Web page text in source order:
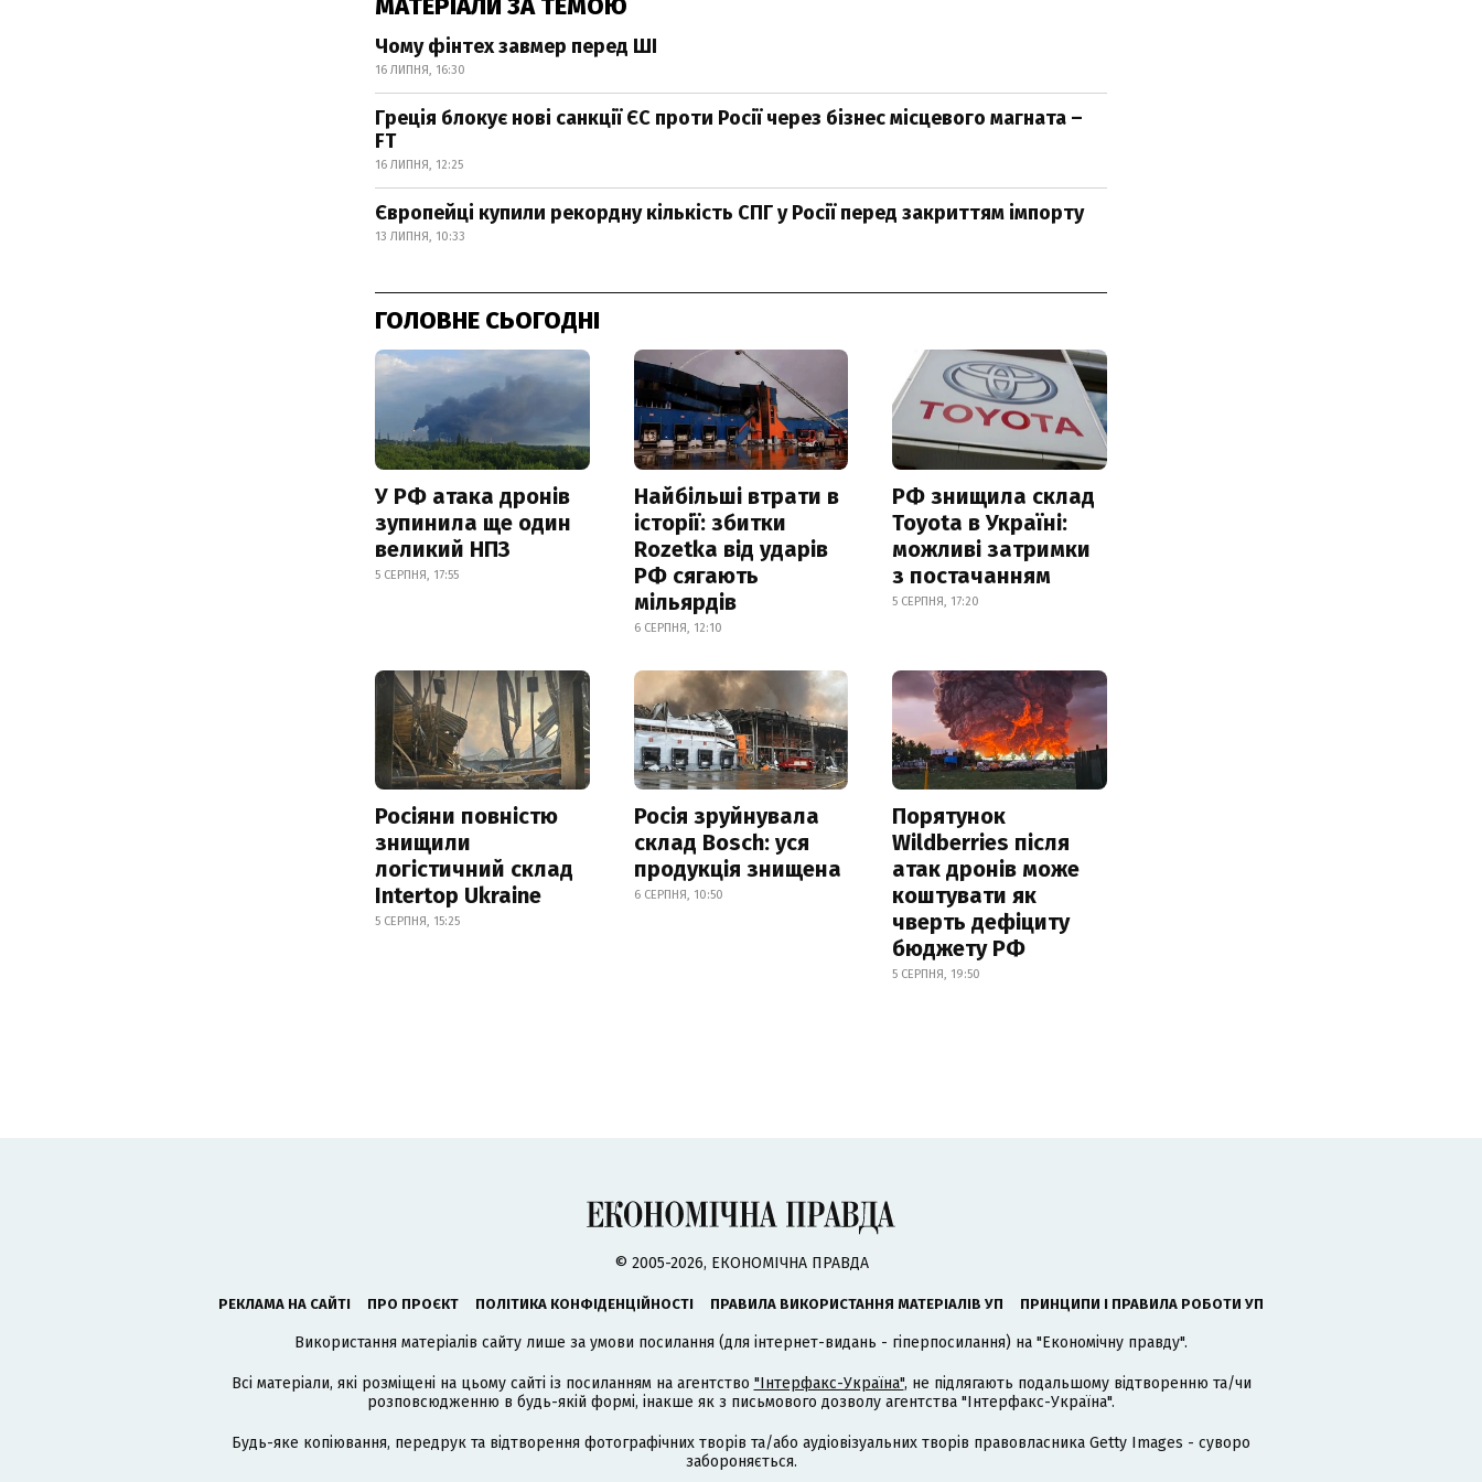
Чому фінтех завмер перед ШІ
16 ЛИПНЯ, 16:30
Греція блокує нові санкції ЄС проти Росії через бізнес місцевого магната –
FT
16 ЛИПНЯ, 12:25
Європейці купили рекордну кількість СПГ у Росії перед закриттям імпорту
13 ЛИПНЯ, 10:33
ГОЛОВНЕ СЬОГОДНІ
У РФ атака дронів
зупинила ще один
великий НПЗ
5 СЕРПНЯ, 17:55
Найбільші втрати в
історії: збитки
Rozetka від ударів
РФ сягають
мільярдів
6 СЕРПНЯ, 12:10
РФ знищила склад
Toyota в Україні:
можливі затримки
з постачанням
5 СЕРПНЯ, 17:20
Росіяни повністю
знищили
логістичний склад
Intertop Ukraine
5 СЕРПНЯ, 15:25
Росія зруйнувала
склад Bosch: уся
продукція знищена
6 СЕРПНЯ, 10:50
Порятунок
Wildberries після
атак дронів може
коштувати як
чверть дефіциту
бюджету РФ
5 СЕРПНЯ, 19:50
© 2005-2026, ЕКОНОМІЧНА ПРАВДА
РЕКЛАМА НА САЙТІ ПРО ПРОЄКТ ПОЛІТИКА КОНФІДЕНЦІЙНОСТІ ПРАВИЛА ВИКОРИСТАННЯ МАТЕРІАЛІВ УП ПРИНЦИПИ І ПРАВИЛА РОБОТИ УП
Використання матеріалів сайту лише за умови посилання (для інтернет-видань - гіперпосилання) на "Економічну правду".
Всі матеріали, які розміщені на цьому сайті із посиланням на агентство "Інтерфакс-Україна", не підлягають подальшому відтворенню та/чи
розповсюдженню в будь-якій формі, інакше як з письмового дозволу агентства "Інтерфакс-Україна".
Будь-яке копіювання, передрук та відтворення фотографічних творів та/або аудіовізуальних творів правовласника Getty Images - суворо
забороняється.